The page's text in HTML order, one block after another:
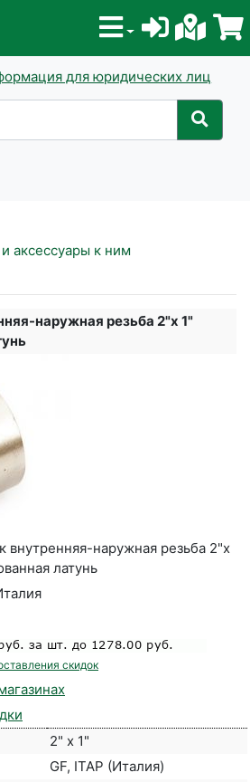
для юридических лиц
аксессуары к ним
наружная резьба 2"х 1"
внутренняя-наружная резьба 2"х
латунь
скидок
2" x 1"
GF, ITAP (Италия)